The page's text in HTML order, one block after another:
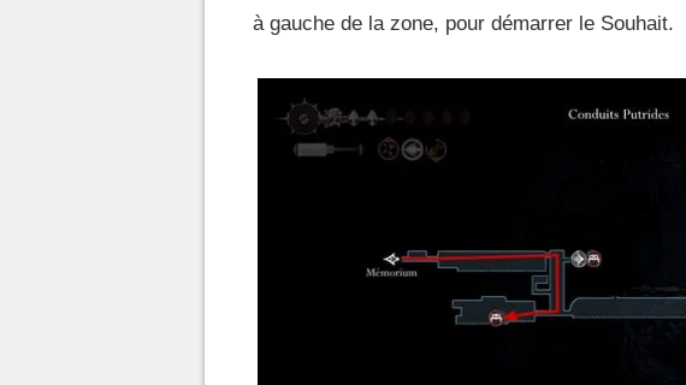
à gauche de la zone, pour démarrer le Souhait.